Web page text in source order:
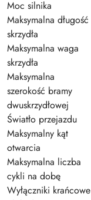
Moc silnika
Maksymalna długość
skrzydła
Maksymalna waga
skrzydła
Maksymalna
szerokość bramy
dwuskrzydłowej
Światło przejazdu
Maksymalny kąt
otwarcia
Maksymalna liczba
cykli na dobę
Wyłączniki krańcowe